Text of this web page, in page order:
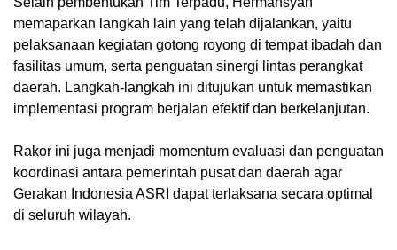
memaparkan langkah lain yang telah dijalankan, yaitu
pelaksanaan kegiatan gotong royong di tempat ibadah dan
fasilitas umum, serta penguatan sinergi lintas perangkat
daerah. Langkah-langkah ini ditujukan untuk memastikan
implementasi program berjalan efektif dan berkelanjutan.
Rakor ini juga menjadi momentum evaluasi dan penguatan
koordinasi antara pemerintah pusat dan daerah agar
Gerakan Indonesia ASRI dapat terlaksana secara optimal
di seluruh wilayah.